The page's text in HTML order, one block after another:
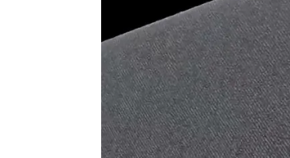
Bluetooth para audioconferencias
Obturador de privacidad
Conexión
Certificado para
Compatible con el conteo de participantes